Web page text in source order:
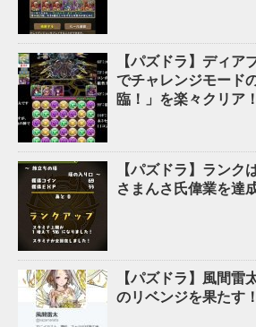
【パズドラ】ディア
でチャレンジモード
臨！」を楽々クリア！
【パズドラ】ランク
さまんさ氏偉業を達
【パズドラ】風間雷
のリベンジを果たす